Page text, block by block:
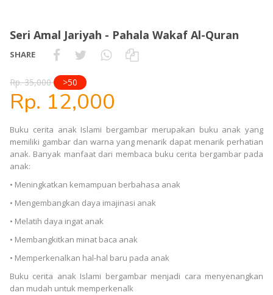
Seri Amal Jariyah - Pahala Wakaf Al-Quran
SHARE
Rp. 35,000 >50
Rp. 12,000
Buku cerita anak Islami bergambar merupakan buku anak yang
memiliki gambar dan warna yang menarik dapat menarik perhatian
anak. Banyak manfaat dari membaca buku cerita bergambar pada
anak:
• Meningkatkan kemampuan berbahasa anak
• Mengembangkan daya imajinasi anak
• Melatih daya ingat anak
• Membangkitkan minat baca anak
• Memperkenalkan hal-hal baru pada anak
Buku cerita anak Islami bergambar menjadi cara menyenangkan
dan mudah untuk memperkenalk